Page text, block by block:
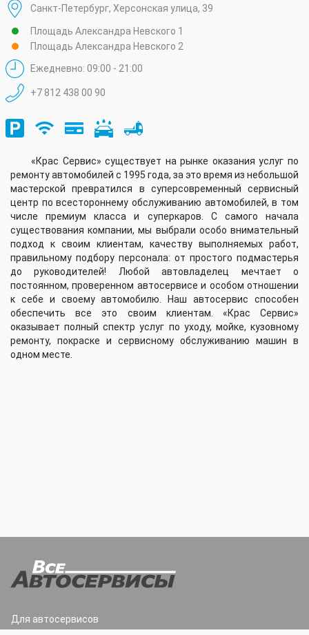
Санкт-Петербург, Херсонская улица, 39
Площадь Александра Невского 1
Площадь Александра Невского 2
Ежедневно: 09:00 - 21:00
+7 812 438 00 90
«Крас Сервис» существует на рынке оказания услуг по
ремонту автомобилей с 1995 года, за это время из небольшой
мастерской превратился в суперсовременный сервисный
центр по всестороннему обслуживанию автомобилей, в том
числе премиум класса и суперкаров. С самого начала
существования компании, мы выбрали особо внимательный
подход к своим клиентам, качеству выполняемых работ,
правильному подбору персонала: от простого подмастерья
до руководителей! Любой автовладелец мечтает о
постоянном, проверенном автосервисе и особом отношении
к себе и своему автомобилю. Наш автосервис способен
обеспечить все это своим клиентам. «Крас Сервис»
оказывает полный спектр услуг по уходу, мойке, кузовному
ремонту, покраске и сервисному обслуживанию машин в
одном месте.
Для автосервисов